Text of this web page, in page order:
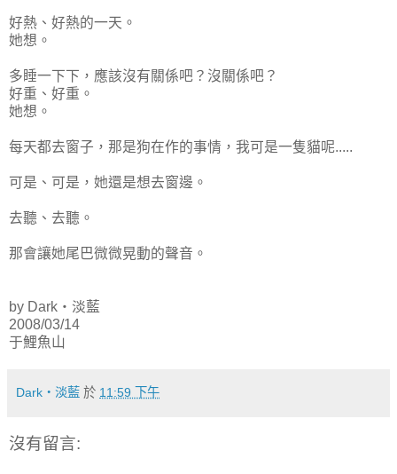
好熱、好熱的一天。
她想。
多睡一下下，應該沒有關係吧？沒關係吧？
好重、好重。
她想。
每天都去窗子，那是狗在作的事情，我可是一隻貓呢.....
可是、可是，她還是想去窗邊。
去聽、去聽。
那會讓她尾巴微微晃動的聲音。
by Dark‧淡藍
2008/03/14
于鯉魚山
Dark‧淡藍 於 11:59 下午
沒有留言: